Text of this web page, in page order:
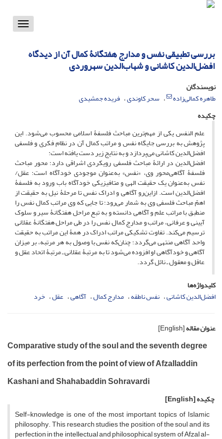
Toggle
بررسی تطبیقی نفس و مدارج هفتگانۀ کمال آن از دیدگاه
افضل‌الدین کاشانی و شهاب‌الدین سهروردی
نویسندگان
طاهره کمالی‌زاده
سحر کاوندی فریده جمشیدی
چکیده
علم النفس یکی از مهم‌ترین مباحث فلسفۀ اسلامی محسوب می‌شود. این
پژوهش به بررسی جایگاه نفس و مراتب کمال آن در نظام فکری و فلسفی
افضل‌الدین کاشانی می‌پردازد و به نتایج زیر دست یافته است:
افضل‌الدین در ارائۀ مباحث فلسفی رویکردی اشراقی دارد؛ محور مباحث
فلسفۀ آگاهی‌محور وی، «نفس» به‌عنوان موجودی خودآگاه است؛ عقل/
نفس به‌عنوان یک حقیقت الهی و متافیزیکی خودآگاه باب ورود به فلسفۀ
افضل‌الدین است. ازاین‌رو آگاهی و ادراک نفس تا مرحلۀ نیل به حقیقت از
اهمّ مباحث فلسفی وی به شمار می‌رود؛ تا جایی که وی مراتب کمال نفس را
منطبق با مراتب علم و آگاهی دانسته و به تبع مراحل هفتگانۀ سیر و سلوک
آیینی و عرفانی، مراتب و مدارج کمال نفس را در طی مراحل هفتگانۀ عقلانی
ترسیم می‌کند. تفاوت تشکیکی مراتب ادراک در همۀ این مراتب به حقیقت
واحد آگاهی منتهی می‌گردد؛ چنان‌که نفس با وصول به هر مرتبه، بر میزان
آگاهی و خودآگاهی او افزوده می‌شود تا به مرتبۀ عقلانی ـ مرتبۀ اتحاد عقل و
عاقل و معقول ـ نائل گردد.
کلیدواژه‌ها
افضل‌الدین کاشانی نفس ناطقه مدارج کمال آگاهی عقل خرد
عنوان مقاله[English]
Comparative study of the soul and the seventh degree
of its perfection from the point of view of Afzalladdin
Kashani and Shahabaddin Sohravardi
چکیده[English]
Self-knowledge is one of the most important topics of Islamic
philosophy. This research studies the position of the soul and its
perfection in the intellectual and philosophical system of Afzal al-